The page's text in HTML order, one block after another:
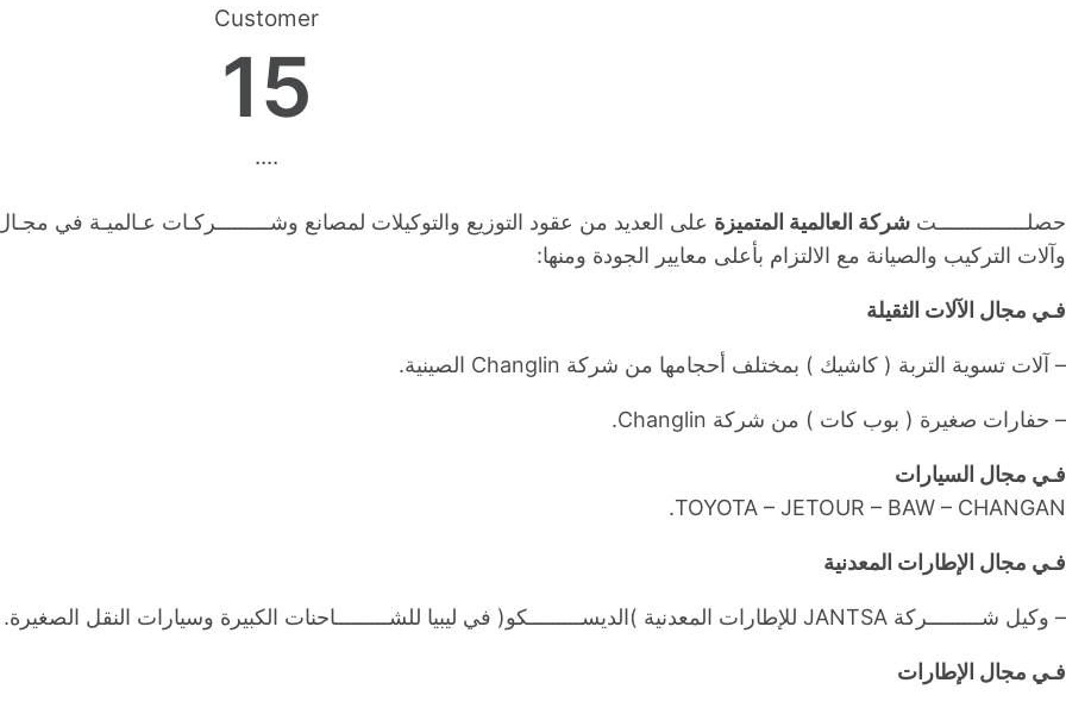
Customer
....
15
حصلـــــــــــــــت شركة العالمية المتميزة على العديد من عقود التوزيع والتوكيلات لمصانع وشـــــــــركـات عـالميـة في مجـال
وآلات التركيب والصيانة مع الالتزام بأعلى معايير الجودة ومنها:
فـي مجال الآلات الثقيلة
– آلات تسوية التربة ( كاشيك ) بمختلف أحجامها من شركة Changlin الصينية.
– حفارات صغيرة ( بوب كات ) من شركة Changlin.
فـي مجال السيارات
TOYOTA – JETOUR – BAW – CHANGAN.
فـي مجال الإطارات المعدنية
– وكيل شـــــــــركة JANTSA للإطارات المعدنية )الديســـــــــكو( في ليبيا للشـــــــــاحنات الكبيرة وسيارات النقل الصغيرة.
فـي مجال الإطارات